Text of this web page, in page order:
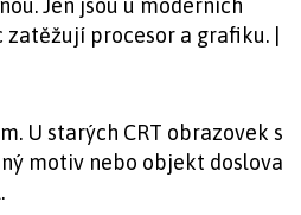
Jen jsou u moderních
procesor a grafiku. |
U starých CRT obrazovek s
motiv nebo objekt doslova